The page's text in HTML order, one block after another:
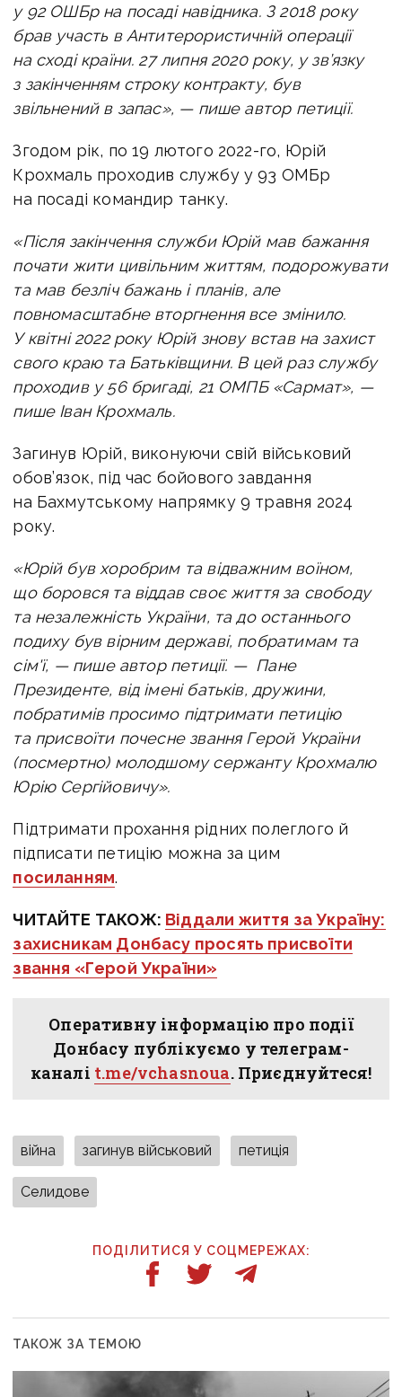
у 92 ОШБр на посаді навідника. З 2018 року
брав участь в Антитерористичній операції
на сході країни. 27 липня 2020 року, у зв’язку
з закінченням строку контракту, був
звільнений в запас», — пише автор петиції.
Згодом рік, по 19 лютого 2022-го, Юрій
Крохмаль проходив службу у 93 ОМБр
на посаді командир танку.
«Після закінчення служби Юрій мав бажання
почати жити цивільним життям, подорожувати
та мав безліч бажань і планів, але
повномасштабне вторгнення все змінило.
У квітні 2022 року Юрій знову встав на захист
свого краю та Батьківщини. В цей раз службу
проходив у 56 бригаді, 21 ОМПБ «Сармат», —
пише Іван Крохмаль.
Загинув Юрій, виконуючи свій військовий
обов’язок, під час бойового завдання
на Бахмутському напрямку 9 травня 2024
року.
«Юрій був хоробрим та відважним воїном,
що боровся та віддав своє життя за свободу
та незалежність України, та до останнього
подиху був вірним державі, побратимам та
сім'ї, — пише автор петиції. — Пане
Президенте, від імені батьків, дружини,
побратимів просимо підтримати петицію
та присвоїти почесне звання Герой України
(посмертно) молодшому сержанту Крохмалю
Юрію Сергійовичу».
Підтримати прохання рідних полеглого й
підписати петицію можна за цим
посиланням.
ЧИТАЙТЕ ТАКОЖ: Віддали життя за Україну:
захисникам Донбасу просять присвоїти
звання «Герой України»
Оперативну інформацію про події
Донбасу публікуємо у телеграм-
каналі t.me/vchasnoua. Приєднуйтеся!
війна загинув військовий петиція
Селидове
ПОДІЛИТИСЯ У СОЦМЕРЕЖАХ:
ТАКОЖ ЗА ТЕМОЮ